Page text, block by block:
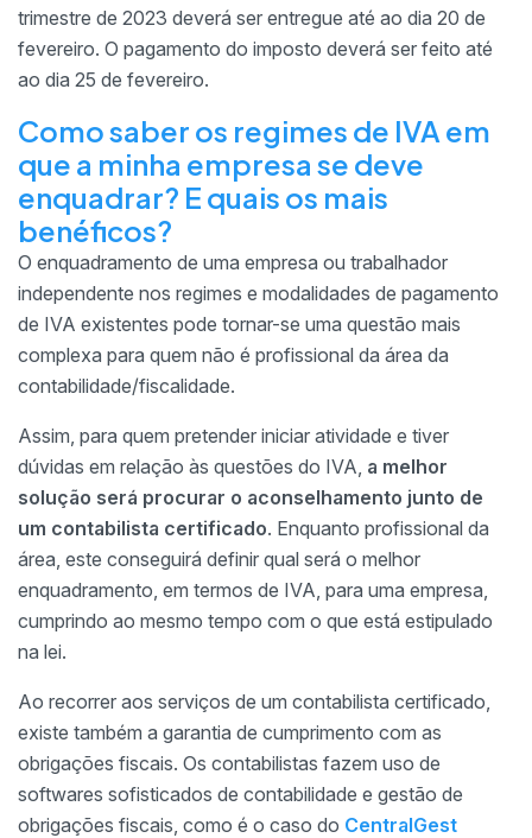
trimestre de 2023 deverá ser entregue até ao dia 20 de
fevereiro. O pagamento do imposto deverá ser feito até
ao dia 25 de fevereiro.
Como saber os regimes de IVA em
que a minha empresa se deve
enquadrar? E quais os mais
benéficos?
O enquadramento de uma empresa ou trabalhador
independente nos regimes e modalidades de pagamento
de IVA existentes pode tornar-se uma questão mais
complexa para quem não é profissional da área da
contabilidade/fiscalidade.
Assim, para quem pretender iniciar atividade e tiver
dúvidas em relação às questões do IVA, a melhor
solução será procurar o aconselhamento junto de
um contabilista certificado. Enquanto profissional da
área, este conseguirá definir qual será o melhor
enquadramento, em termos de IVA, para uma empresa,
cumprindo ao mesmo tempo com o que está estipulado
na lei.
Ao recorrer aos serviços de um contabilista certificado,
existe também a garantia de cumprimento com as
obrigações fiscais. Os contabilistas fazem uso de
softwares sofisticados de contabilidade e gestão de
obrigações fiscais, como é o caso do CentralGest